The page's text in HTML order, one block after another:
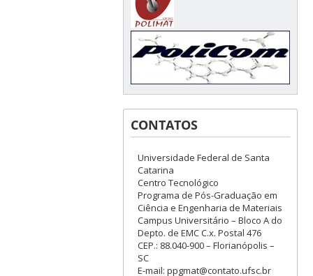
CONTATOS
Universidade Federal de Santa
Catarina
Centro Tecnológico
Programa de Pós-Graduação em
Ciência e Engenharia de Materiais
Campus Universitário – Bloco A do
Depto. de EMC C.x. Postal 476
CEP.: 88.040-900 – Florianópolis –
SC
E-mail: ppgmat@contato.ufsc.br